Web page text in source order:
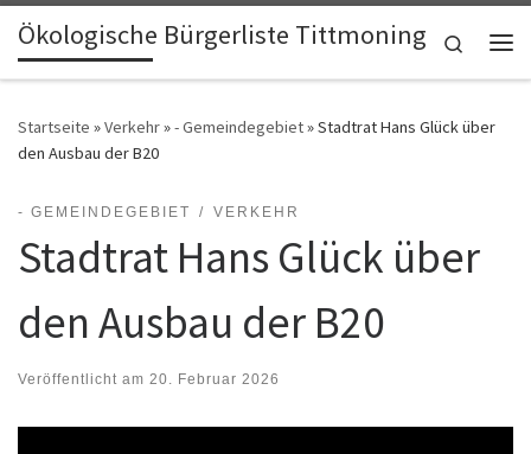
Zum Inhalt springen
Ökologische Bürgerliste Tittmoning
Search
Startseite »Verkehr»- Gemeindegebiet»Stadtrat Hans Glück über
den Ausbau der B20
- GEMEINDEGEBIET VERKEHR
Stadtrat Hans Glück über
den Ausbau der B20
Veröffentlicht am 20. Februar 2026